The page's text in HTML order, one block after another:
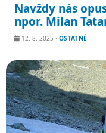
Navždy nás
npor. Milan
12. 8. 2025 · OSTATNÉ